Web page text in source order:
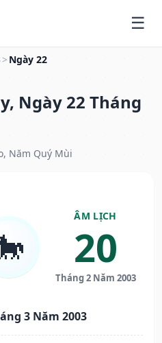
> Ngày 22
Ngày 22 Tháng
Năm Quý Mùi
ÂM LỊCH
20
Tháng 2 Năm 2003
3 Năm 2003